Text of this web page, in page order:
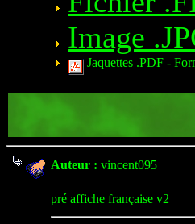
Image
Jaquettes .PDF -
Auteur : vincent095
pré affiche française v2